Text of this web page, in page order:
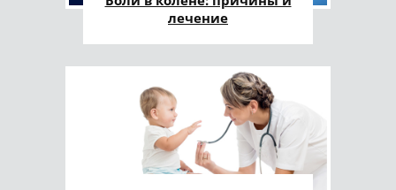
лечение